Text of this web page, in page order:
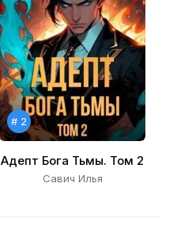
# 2
Адепт Бога Тьмы. Том 2
Савич Илья